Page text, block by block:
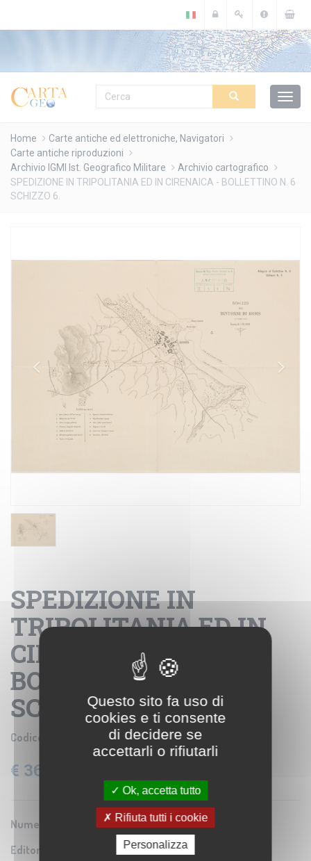
Home
Carte antiche ed elettroniche, Navigatori
Carte antiche riproduzioni
Archivio IGMI Ist. Geografico Militare
Archivio cartografico
SPEDIZIONE IN TRIPOLITANIA ED IN CIRENAICA - BOLLETTINO N. 6
SCHIZZO 6.
SPEDIZIONE IN
TRIPOLITANIA ED IN
CIRENAICA -
BOLLETTINO N. 6
SCHIZZO 6.
Codice prodotto: IGM SE004656
€ 36,60
Numero Serie: 0A2
Editore/Produttore: Istituto Geografico Militare
Questo sito fa uso di
cookies e ti consente
di decidere se
accettarli o rifiutarli
Ok, accetta tutto
Rifiuta tutti i cookie
Personalizza